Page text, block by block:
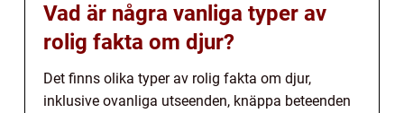
Vad är några vanliga typer av
rolig fakta om djur?
Det finns olika typer av rolig fakta om djur,
inklusive ovanliga utseenden, knäppa beteenden